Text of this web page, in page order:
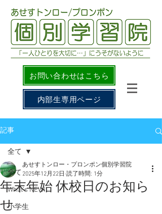
お問い合わせはこちら
内部生専用ページ
記事
全て
What's NEW!
小学生
全て
年末年始 休校日のお知ら
せ
あせすトンロー・プロンポン個別学習院
2025年12月22日 読了時間: 1分